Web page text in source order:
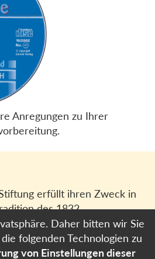
Anregungen zu Ihrer
erfüllt ihren Zweck in
des 1832
Verlagsvereins, der
Bücher und Medien
Daher bitten wir Sie
folgenden Technologien zu
von Einstellungen dieser